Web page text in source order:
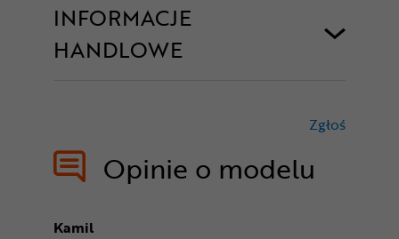
INFORMACJE
HANDLOWE
Opinie o modelu
Zgłoś
Kamil